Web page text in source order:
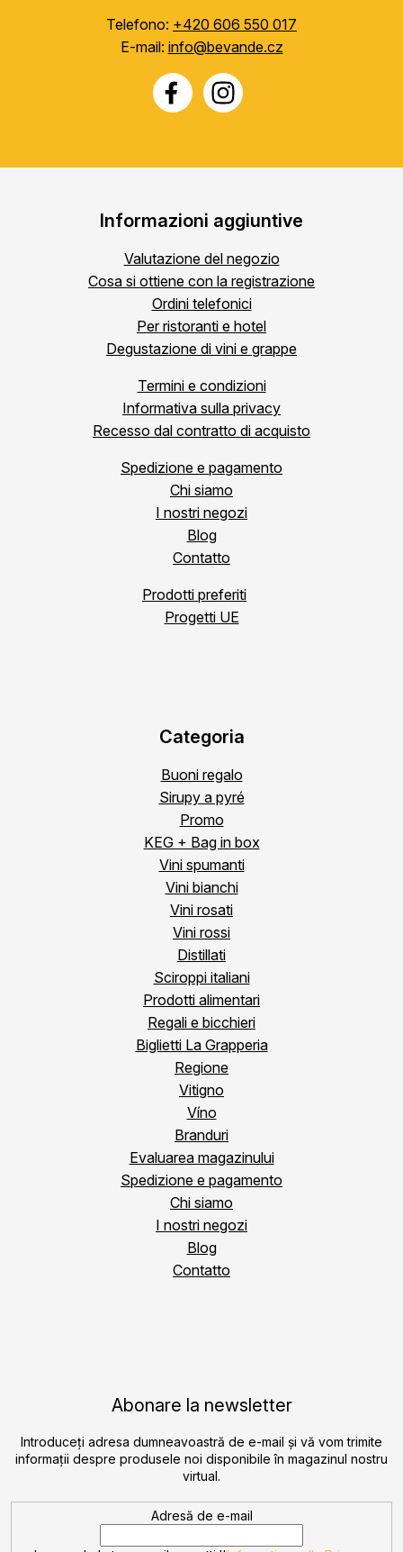
Telefono: +420 606 550 017
E-mail: info@bevande.cz
Informazioni aggiuntive
Valutazione del negozio
Cosa si ottiene con la registrazione
Ordini telefonici
Per ristoranti e hotel
Degustazione di vini e grappe
Termini e condizioni
Informativa sulla privacy
Recesso dal contratto di acquisto
Spedizione e pagamento
Chi siamo
I nostri negozi
Blog
Contatto
Prodotti preferiti
Progetti UE
Categoria
Buoni regalo
Sirupy a pyré
Promo
KEG + Bag in box
Vini spumanti
Vini bianchi
Vini rosati
Vini rossi
Distillati
Sciroppi italiani
Prodotti alimentari
Regali e bicchieri
Biglietti La Grapperia
Regione
Vitigno
Víno
Branduri
Evaluarea magazinului
Spedizione e pagamento
Chi siamo
I nostri negozi
Blog
Contatto
Abonare la newsletter
Introduceţi adresa dumneavoastră de e-mail şi vă vom trimite
informaţii despre produsele noi disponibile în magazinul nostru
virtual.
Adresă de e-mail